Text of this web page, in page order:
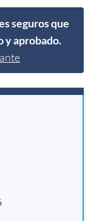
seguros que
y aprobado.